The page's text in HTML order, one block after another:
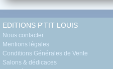
EDITIONS P'TIT LOUIS
Nous contacter
Mentions légales
Conditions Générales de Vente
Salons & dédicaces